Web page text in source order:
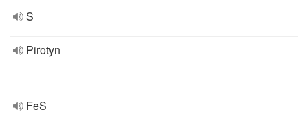
S
Pirotyn
FeS